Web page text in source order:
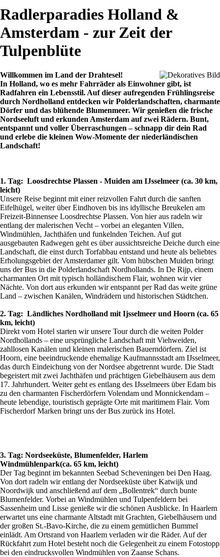
Radlerparadies Holland &
Amsterdam - zur Zeit der
Tulpenblüte
Willkommen im Land der Drahtesel!
In Holland, wo es mehr Fahrräder als Einwohner gibt, ist
Radfahren ein Lebensstil. Auf dieser aufregenden Frühlingsreise
durch Nordholland entdecken wir Polderlandschaften, charmante
Dörfer und das blühende Blumenmeer. Wir genießen die frische
Nordseeluft und erkunden Amsterdam auf zwei Rädern. Bunt,
entspannt und voller Überraschungen – schnapp dir dein Rad
und erlebe die kleinen Wow-Momente der niederländischen
Landschaft!
1. Tag: Loosdrechtse Plassen - Muiden am IJsselmeer (ca. 30 km,
leicht)
Unsere Reise beginnt mit einer reizvollen Fahrt durch die sanften
Eifelhügel, weiter über Eindhoven bis ins idyllische Breukelen am
Freizeit-Binnensee Loosdrechtse Plassen. Von hier aus radeln wir
entlang der malerischen Vecht – vorbei an eleganten Villen,
Windmühlen, Jachthäfen und funkelnden Teichen. Auf gut
ausgebauten Radwegen geht es über aussichtsreiche Deiche durch eine
Landschaft, die einst durch Torfabbau entstand und heute als beliebtes
Erholungsgebiet der Amsterdamer gilt. Vom hübschen Muiden bringt
uns der Bus in die Polderlandschaft Nordhollands. In De Rijp, einem
charmanten Ort mit typisch holländischem Flair, wohnen wir vier
Nächte. Von dort aus erkunden wir entspannt per Rad das weite grüne
Land – zwischen Kanälen, Windrädern und historischen Städtchen.
2. Tag: Ländliches Nordholland mit Ijsselmeer und Hoorn (ca. 65
km, leicht)
Direkt vom Hotel starten wir unsere Tour durch die weiten Polder
Nordhollands – eine ursprüngliche Landschaft mit Viehweiden,
zahllosen Kanälen und kleinen malerischen Bauerndörfern. Ziel ist
Hoorn, eine beeindruckende ehemalige Kaufmannsstadt am IJsselmeer,
das durch Eindeichung von der Nordsee abgetrennt wurde. Die Stadt
begeistert mit zwei Jachthäfen und prächtigen Giebelhäusern aus dem
17. Jahrhundert. Weiter geht es entlang des IJsselmeers über Edam bis
zu den charmanten Fischerdörfern Volendam und Monnickendam –
heute lebendige, touristisch geprägte Orte mit maritimem Flair. Vom
Fischerdorf Marken bringt uns der Bus zurück ins Hotel.
3. Tag: Nordseeküste, Blumenfelder, Harlem
Windmühlenpark(ca. 65 km, leicht)
Der Tag beginnt im bekannten Seebad Scheveningen bei Den Haag.
Von dort radeln wir entlang der Nordseeküste über Katwijk und
Noordwijk und anschließend auf dem „Bollentrek“ durch bunte
Blumenfelder. Vorbei an Windmühlen und Tulpenfeldern bei
Sassenheim und Lisse genieße wir die schönen Ausblicke. In Haarlem
erwartet uns eine charmante Altstadt mit Grachten, Giebelhäusern und
der großen St.-Bavo-Kirche, die zu einem gemütlichen Bummel
einlädt. Am Ortsrand von Haarlem verladen wir die Räder. Auf der
Rückfahrt zum Hotel besteht noch die Gelegenheit zu einem Fotostopp
bei den eindrucksvollen Windmühlen von Zaanse Schans.